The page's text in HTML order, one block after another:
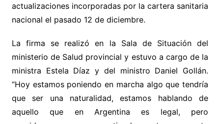
actualizaciones incorporadas por la cartera sanitaria
nacional el pasado 12 de diciembre.
La firma se realizó en la Sala de Situación del
ministerio de Salud provincial y estuvo a cargo de la
ministra Estela Díaz y del ministro Daniel Gollán.
“Hoy estamos poniendo en marcha algo que tendría
que ser una naturalidad, estamos hablando de
aquello que en Argentina es legal, pero